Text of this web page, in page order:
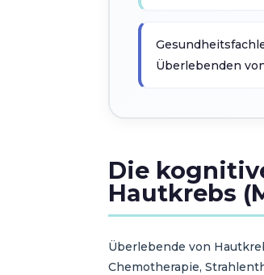
Überlebenden
Die
Hautkrebs
Überlebende von
Chemotherapie,